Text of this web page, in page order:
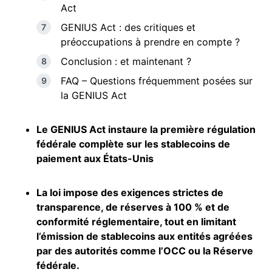
Act
GENIUS Act : des critiques et
préoccupations à prendre en compte ?
Conclusion : et maintenant ?
FAQ – Questions fréquemment posées sur
la GENIUS Act
Le GENIUS Act instaure la première régulation
fédérale complète sur les stablecoins de
paiement aux États-Unis
La loi impose des exigences strictes de
transparence, de réserves à 100 % et de
conformité réglementaire, tout en limitant
l’émission de stablecoins aux entités agréées
par des autorités comme l’OCC ou la Réserve
fédérale.